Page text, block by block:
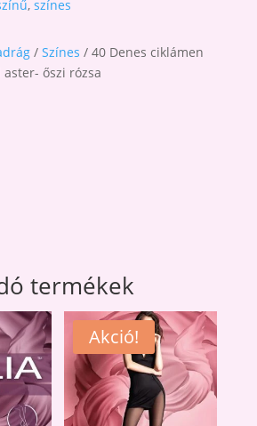
,színes
/Színes / 40 Denes ciklámen
őszi rózsa
termékek
Akció!